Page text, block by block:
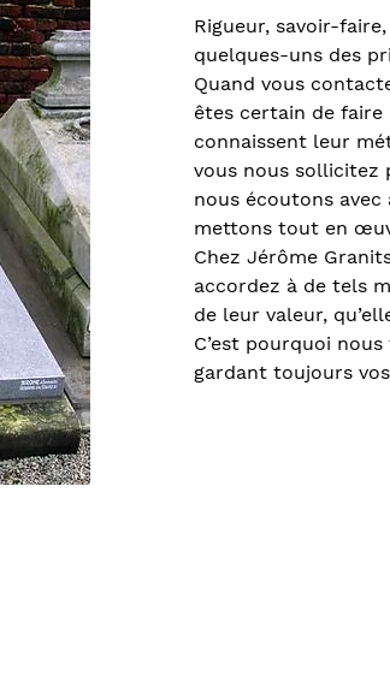
Rigueur, savoir-
quelques-uns des
Quand vous
êtes certain de faire
connaissent leur
vous nous sollicitez
nous écoutons
mettons tout en
Chez Jérôme
accordez à de tels
de leur valeur,
C’est pourquoi
gardant toujours